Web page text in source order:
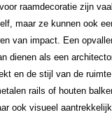
raamdecoratie zijn
maar ze kunnen ook
van impact. Een
dienen als een
en de stijl van de
rails of houten
ook visueel aantrekkelijk.